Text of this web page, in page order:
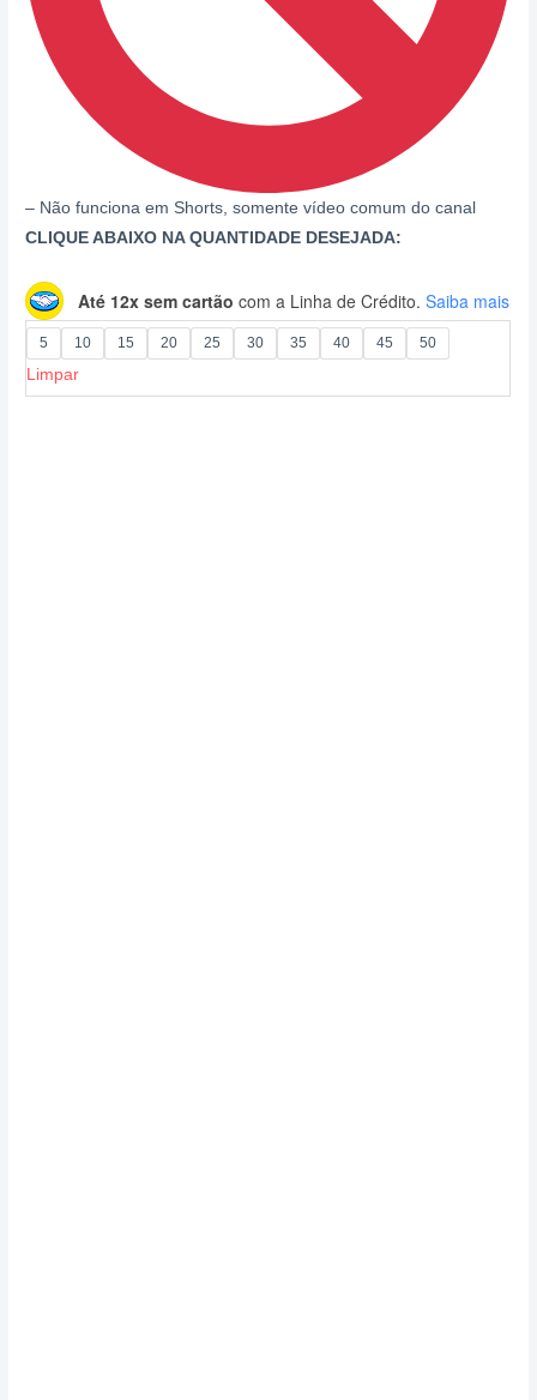
– Não funciona em Shorts, somente vídeo comum do canal
CLIQUE ABAIXO NA QUANTIDADE DESEJADA:
Até 12x sem cartão com a Linha de Crédito. Saiba mais
5 10 15 20 25 30 35 40 45 50
Limpar